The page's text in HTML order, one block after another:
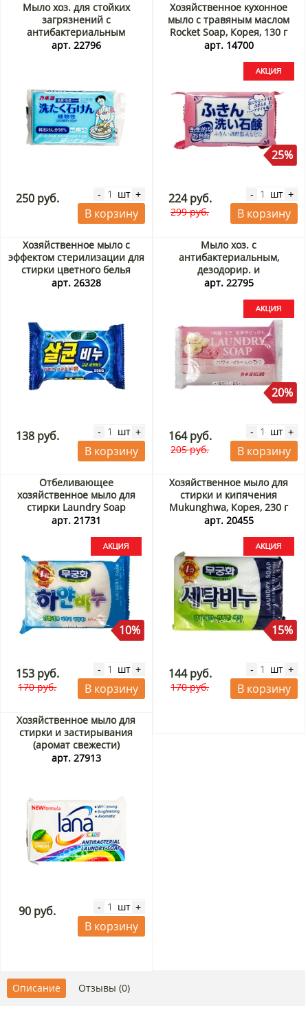
Мыло хоз. для стойких
загрязнений с
антибактериальным
эффектом Kaneyo, Япония,
арт. 22796
250 руб. - шт +
В корзину
Хозяйственное кухонное
мыло с травяным маслом
Rocket Soap, Корея, 130 г
Акция
арт. 14700
25%
224 руб.
299 руб.
- шт +
В корзину
Хозяйственное мыло с
эффектом стерилизации для
стирки цветного белья
Disinfectants 99% Laundry
арт. 26328
138 руб. - шт +
В корзину
Мыло хоз. с
антибактериальным,
дезодорир. и
ароматизирующ. эффектом
арт. 22795
20%
164 руб.
205 руб.
- шт +
В корзину
Отбеливающее
хозяйственное мыло для
стирки Laundry Soap
Mukunghwa, Корея, 230 г
арт. 21731
10%
153 руб.
170 руб.
- шт +
В корзину
Хозяйственное мыло для
стирки и кипячения
Mukunghwa, Корея, 230 г
Акция
арт. 20455
15%
144 руб.
170 руб.
- шт +
В корзину
Хозяйственное мыло для
стирки и застирывания
(аромат свежести)
Лана/Lana, Китай, 255 г
арт. 27913
90 руб. - шт +
В корзину
Описание Отзывы (0)